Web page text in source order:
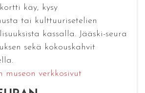
käy, kysy
tai kulttuurisetelien
kassalla. Jääski-seura
sekä kokouskahvit
museon verkkosivut